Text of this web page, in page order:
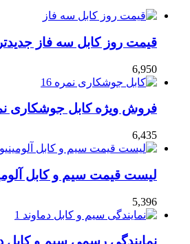
قیمت روز کابل سه فاز
6,950
فروش ویژه کابل جوشکاری
6,435
لیست قیمت سیم و کابل
5,396
نمایندگی رسمی سیم و کابل